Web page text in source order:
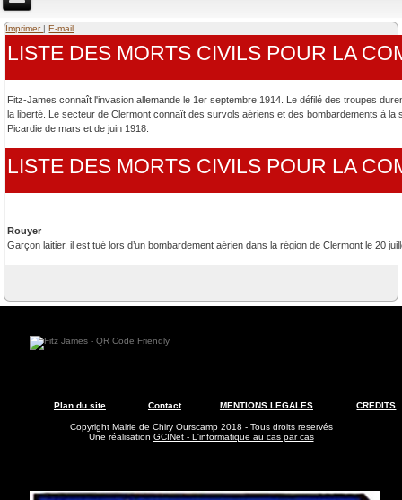
Imprimer E-mail
LISTE DES MORTS CIVILS POUR LA
Fitz-James connaît l'invasion allemande le 1er septembre 1914. Le défilé des troupes
la liberté. Le secteur de Clermont connaît des survols aériens et des bombardements à la
Picardie de mars et de juin 1918.
LISTE DES MORTS CIVILS POUR LA
Rouyer
Garçon laitier, il est tué lors d’un bombardement aérien dans la région de Clermont le 20
Plan du site Contact MENTIONS LEGALES CREDITS
Copyright Mairie de Chiry Ourscamp 2018 - Tous droits reservés
Une réalisation GCINet - L'informatique au cas par cas